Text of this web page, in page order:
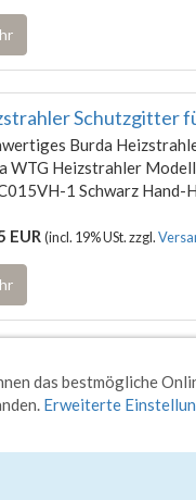
Schutzgitter
Burda
WTG Heizstrahler
1 Schwarz
EUR(incl. 19% USt. zzgl.
das bestmögliche
Erweiterte